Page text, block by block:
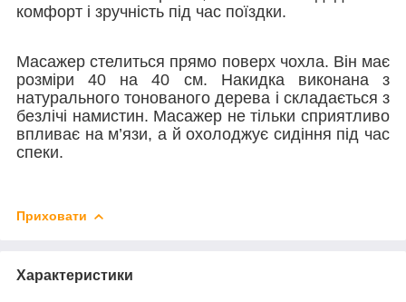
комфорт і зручність під час поїздки.
Масажер стелиться прямо поверх чохла. Він має
розміри 40 на 40 см. Накидка виконана з
натурального тонованого дерева і складається з
безлічі намистин. Масажер не тільки сприятливо
впливає на м’язи, а й охолоджує сидіння під час
спеки.
Приховати
Характеристики